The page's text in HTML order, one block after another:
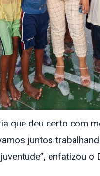
que deu certo com
juntos
enfatizou o